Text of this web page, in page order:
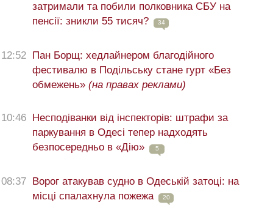
затримали та побили полковника СБУ на
пенсії: зникли 55 тисяч?
34
12:52
Пан Борщ: хедлайнером благодійного
фестивалю в Подільську стане гурт «Без
обмежень» (на правах реклами)
10:46
Несподіванки від інспекторів: штрафи за
паркування в Одесі тепер надходять
безпосередньо в «Дію»
5
08:37
Ворог атакував судно в Одеській затоці: на
місці спалахнула пожежа
20